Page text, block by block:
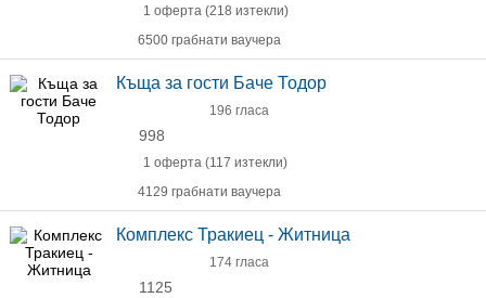
1 оферта (218 изтекли)
6500 грабнати ваучера
Къща за гости Баче Тодор
196 гласа
998
1 оферта (117 изтекли)
4129 грабнати ваучера
Комплекс Тракиец - Житница
174 гласа
1125